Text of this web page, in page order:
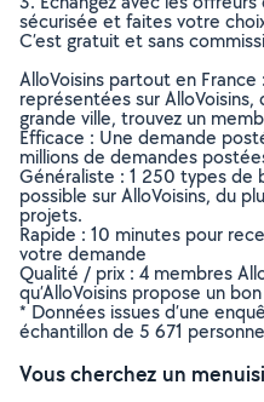
sécurisée et faites votre
C’est gratuit et sans
AlloVoisins partout en
représentées sur
grande ville, trouvez un
Efficace : Une demande
millions de demandes
Généraliste : 1 250 types
possible sur AlloVoisins, du
projets.
Rapide : 10 minutes pour
votre demande
Qualité / prix : 4 membres
qu’AlloVoisins propose un
* Données issues d’une
échantillon de 5 671
Vous cherchez un